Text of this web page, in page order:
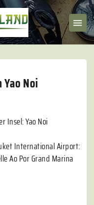
Noi
Insel: Yao Noi
International Airport:
Ao Por Grand Marina